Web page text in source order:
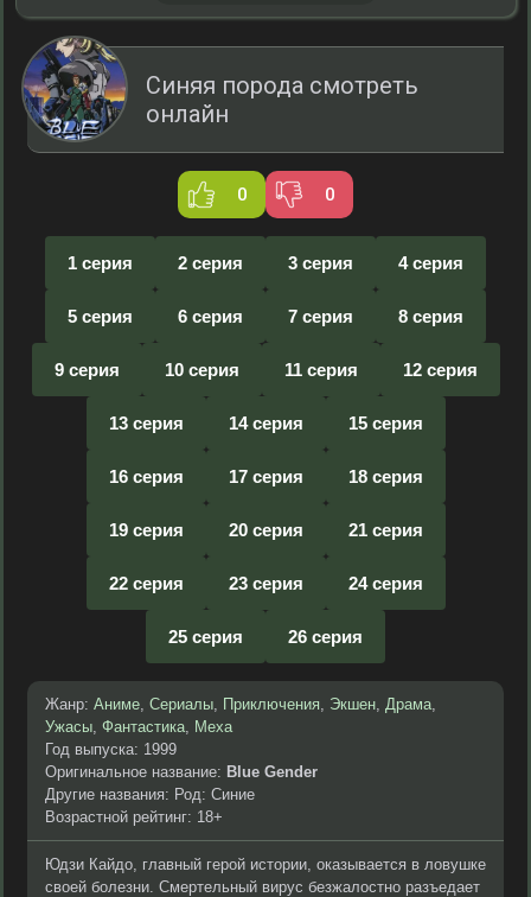
Синяя порода смотреть
онлайн
0 0
1 серия 2 серия 3 серия 4 серия
5 серия 6 серия 7 серия 8 серия
9 серия 10 серия 11 серия 12 серия
13 серия 14 серия 15 серия
16 серия 17 серия 18 серия
19 серия 20 серия 21 серия
22 серия 23 серия 24 серия
25 серия 26 серия
Жанр: Аниме, Сериалы, Приключения, Экшен, Драма,
Ужасы, Фантастика, Меха
Год выпуска: 1999
Оригинальное название: Blue Gender
Другие названия: Род: Синие
Возрастной рейтинг: 18+
Юдзи Кайдо, главный герой истории, оказывается в ловушке
своей болезни. Смертельный вирус безжалостно разъедает